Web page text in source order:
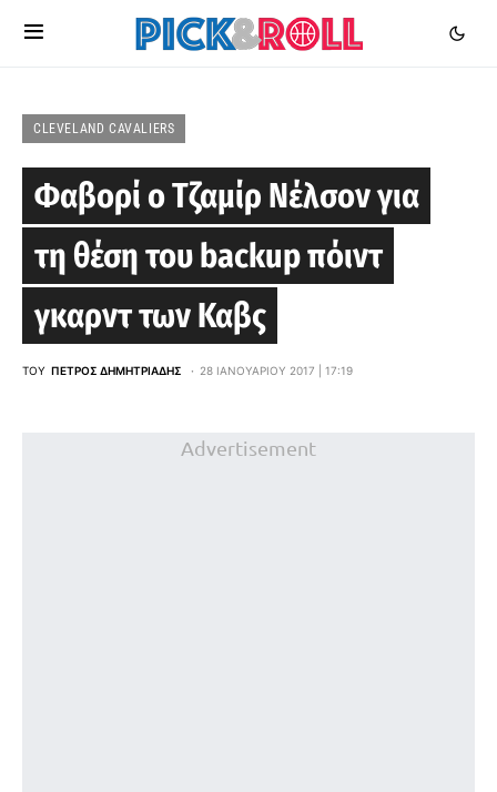
CLEVELAND CAVALIERS
Φαβορί ο Τζαμίρ Νέλσον για
τη θέση του backup πόιντ
γκαρντ των Καβς
ΤΟΥ ΠΈΤΡΟΣ ΔΗΜΗΤΡΙΆΔΗΣ 28 ΙΑΝΟΥΑΡΊΟΥ 2017 | 17:19
Advertisement